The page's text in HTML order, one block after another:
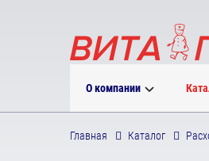
О компании
Главная Каталог